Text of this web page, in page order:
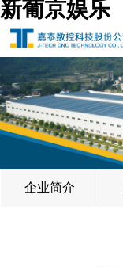
新葡京娱乐
企业简介